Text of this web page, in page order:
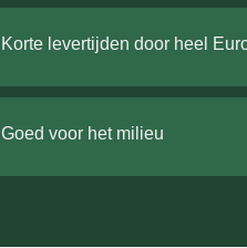
Korte levertijden door heel
Goed voor het milieu